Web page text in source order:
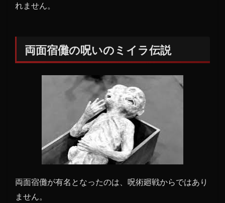
れません。
両面宿儺の呪いのミイラ伝説
両面宿儺が有名となったのは、呪術廻戦からではあり
ません。